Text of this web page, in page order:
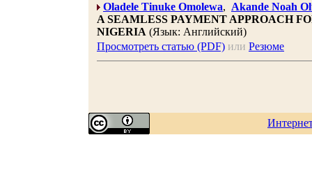
Oladele Tinuke Omolewa, Akande Noah
A SEAMLESS PAYMENT APPROACH
NIGERIA (Язык: Английский)
Просмотреть статью (PDF) или Резюме